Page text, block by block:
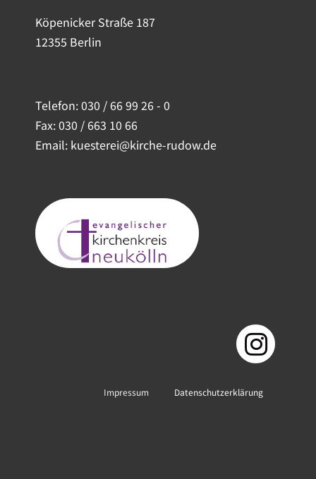
Köpenicker Straße 187
12355 Berlin
Telefon:030 / 66 99 26 - 0
Fax: 030 / 663 10 66
Email: kuesterei@kirche-rudow.de
Impressum Datenschutzerklärung